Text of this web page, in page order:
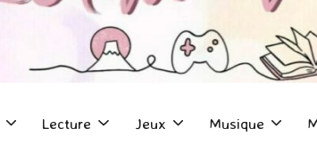
Lecture Jeux Musique